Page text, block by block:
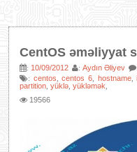
CentOS əməliyyat
: 10/09/2012 : Aydın Əliyev
: centos ,centos 6, hostname,
partition yüklə yükləmək
19566